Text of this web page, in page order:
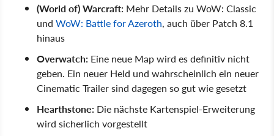
(World of) Warcraft: Mehr Details zu WoW: Classic
und WoW: Battle for Azeroth, auch über Patch 8.1
hinaus
Overwatch: Eine neue Map wird es definitiv nicht
geben. Ein neuer Held und wahrscheinlich ein neuer
Cinematic Trailer sind dagegen so gut wie gesetzt
Hearthstone: Die nächste Kartenspiel-Erweiterung
wird sicherlich vorgestellt